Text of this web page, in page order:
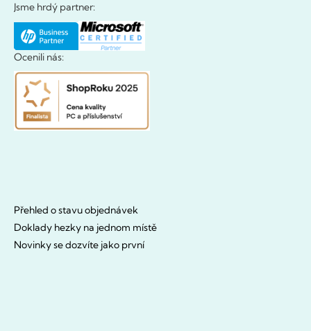
Jsme hrdý partner:
Ocenili nás:
Přehled o stavu objednávek
Doklady hezky na jednom místě
Novinky se dozvíte jako první